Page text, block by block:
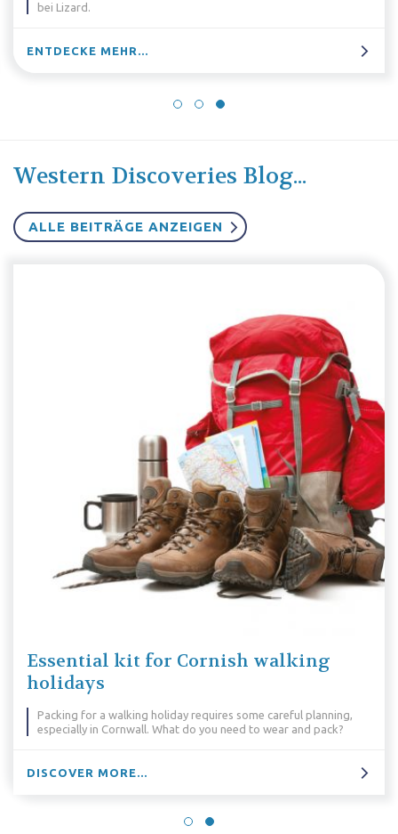
Western Discoveries Blog...
ALLE BEITRÄGE ANZEIGEN
kit for Cornish walking
a walking holiday requires some careful planning,
in Cornwall. What do you need to wear and pack?
MORE...